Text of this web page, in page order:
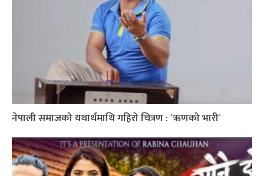
नेपाली समाजको यथार्थमाथि गहिरो चित्रण : ´ऋणको भारी`